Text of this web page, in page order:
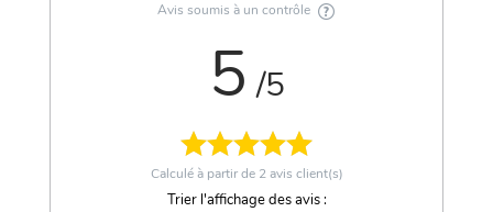
Avis soumis à un contrôle
5 /5
Calculé à partir de 2avis client(s)
Trier l'affichage des avis :